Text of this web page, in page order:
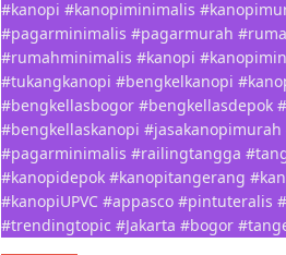
#kanopi #kanopiminimalis
#pagarminimalis #pagarmurah
#rumahminimalis #kanopi
#tukangkanopi #bengkelkanopi
#bengkellasbogor #bengkellasdepok
#bengkellaskanopi
#pagarminimalis #railingtangga
#kanopidepok #kanopitangerang
#kanopiUPVC #appasco
#trendingtopic #Jakarta #bogor